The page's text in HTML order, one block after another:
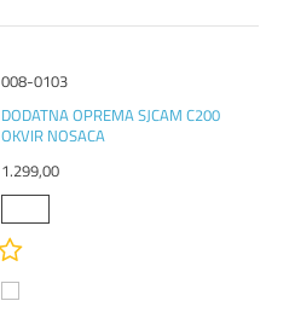
008-0103
DODATNA OPREMA SJCAM C200
OKVIR NOSACA
1.299,00